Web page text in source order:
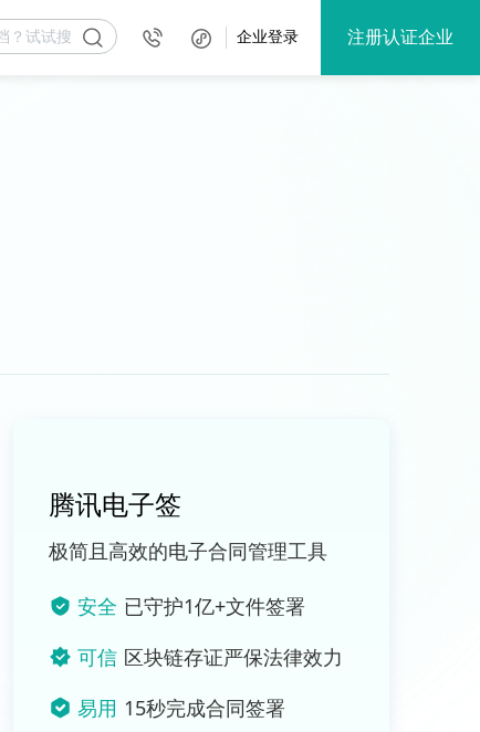
企业登录 注册认证企业
腾讯电子签
极简且高效的电子合同管理工具
安全 已守护1亿+文件签署
可信 区块链存证严保法律效力
易用 15秒完成合同签署